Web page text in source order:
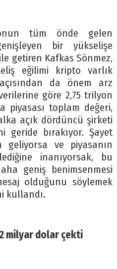
tüm önde gelen
bir yükselişe
getiren Kafkas Sönmez,
eğilimi kripto varlık
da önem arz
göre 2,75 trilyon
piyasası toplam değeri,
açık dördüncü şirketi
geride bırakıyor. Şayet
ve piyasanın
inanıyorsak, bu
geniş benimsenmesi
olduğunu söylemek
kullandı.
milyar dolar çekti